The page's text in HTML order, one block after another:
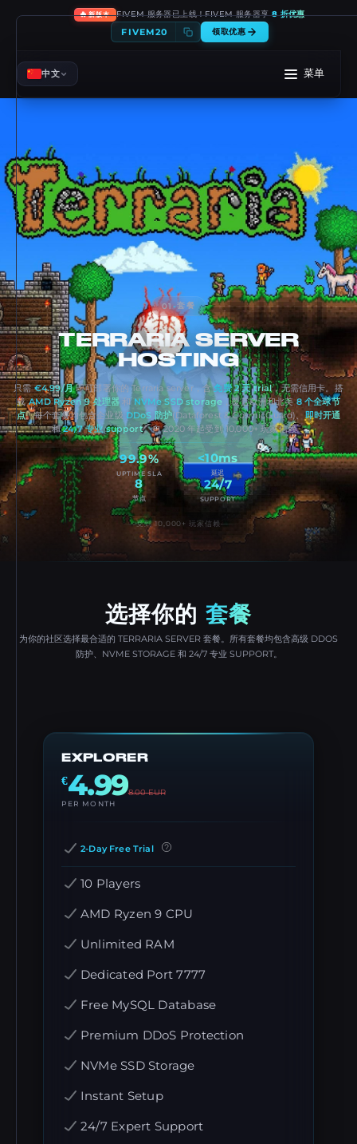
🔥新版本 FIVEM 服务器已上线！FIVEM 服务器享8 折优惠
FIVEM20 领取优惠
中文 菜单
01-套餐
TERRARIA SERVER
HOSTING
只需€4.99/月即可部署你的 Terraria server，含免费 2 天 trial，无需信用卡。搭
载AMD Ryzen 9 处理器 和 NVMe SSD storage ，覆盖欧洲和北美8 个全球节
点。每个套餐均包含企业级 DDoS 防护(Dataforest & CosmicGuard)、即时开通
和24/7 专业 support。自 2020 年起受到 10,000+ 玩家信赖。
99.9%
UPTIME SLA
<10ms
延迟
8
节点
24/7
SUPPORT
受到 10,000+ 玩家信赖
选择你的 套餐
为你的社区选择最合适的 TERRARIA SERVER 套餐。所有套餐均包含高级 DDOS
防护、NVME STORAGE 和 24/7 专业 SUPPORT。
EXPLORER
€4.998.00EUR
PER MONTH
2-Day Free Trial
10 Players
AMD Ryzen 9 CPU
Unlimited RAM
Dedicated Port 7777
Free MySQL Database
Premium DDoS Protection
NVMe SSD Storage
Instant Setup
24/7 Expert Support